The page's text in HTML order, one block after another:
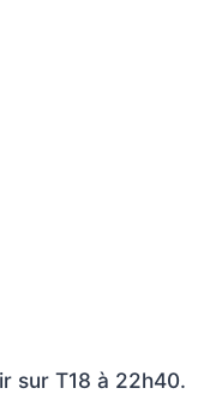
sur T18 à 22h40.